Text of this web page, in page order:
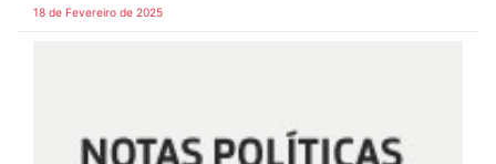
18 de Fevereiro de 2025